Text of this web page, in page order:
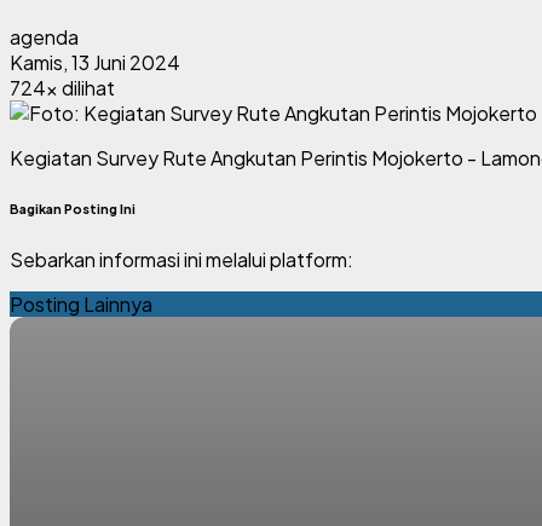
agenda
Kamis, 13 Juni 2024
724x dilihat
Kegiatan Survey Rute Angkutan Perintis Mojokerto -
Bagikan Posting Ini
Sebarkan informasi ini melalui platform:
Posting Lainnya